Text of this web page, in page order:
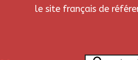
le site français de